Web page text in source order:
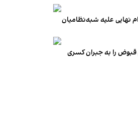
نهایی علیه شبه‌نظامیان
قبوض را به جبران کسری